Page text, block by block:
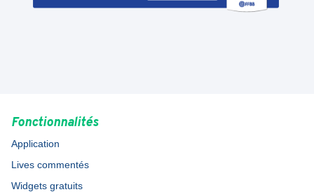
Fonctionnalités
Application
Lives commentés
Widgets gratuits